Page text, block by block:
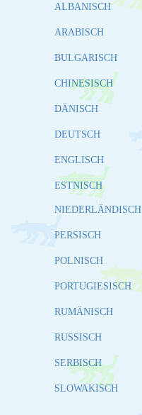
ALBANISCH
ARABISCH
BULGARISCH
CHINESISCH
DÄNISCH
DEUTSCH
ENGLISCH
ESTNISCH
NIEDERLÄNDISCH
PERSISCH
POLNISCH
PORTUGIESISCH
RUMÄNISCH
RUSSISCH
SERBISCH
SLOWAKISCH